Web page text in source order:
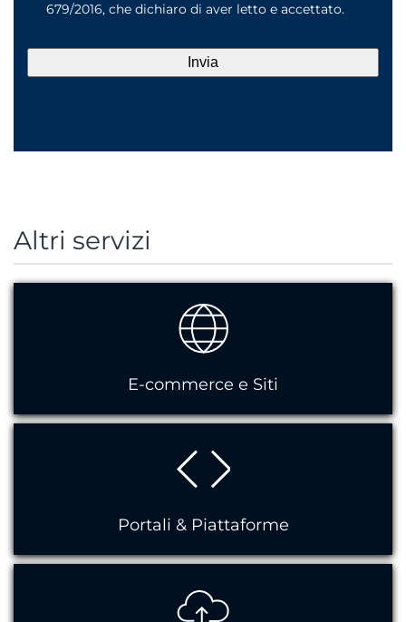
679/2016, che dichiaro di aver letto e accettato.
Altri servizi
E-commerce e Siti
Portali & Piattaforme